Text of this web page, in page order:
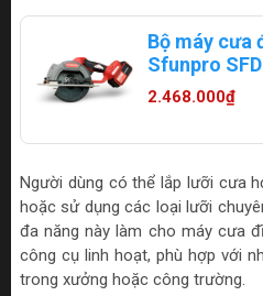
Bộ máy cưa
Sfunpro
1 sạc)
2.468.000₫
Người dùng có thể lắp lưỡi cưa
hoặc sử dụng các loại lưỡi
đa năng này làm cho máy cưa
công cụ linh hoạt, phù hợp với
trong xưởng hoặc công trường.